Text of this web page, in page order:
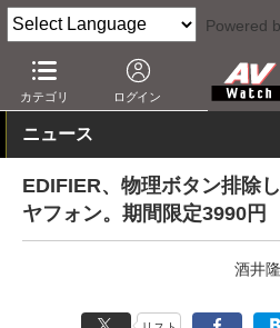
Powered
カテゴリ ログイン
AV Watch 製品 ヘッドフォン そ
ニュース
EDIFIER、物理ボタン排除
ヤフォン。期間限定3990円
酒井